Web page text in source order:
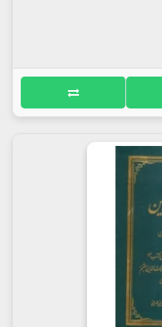
استاد تفسیر
(فرزند ارشد
(فرزند دوم